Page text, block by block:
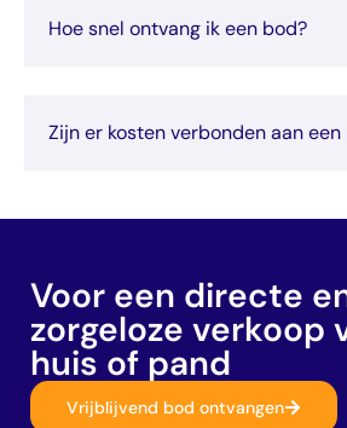
Hoe snel ontvang ik een bod?
Zijn er kosten verbonden aan een
Voor een directe
zorgeloze verkoop
huis of pand
Vrijblijvend bod ontvangen